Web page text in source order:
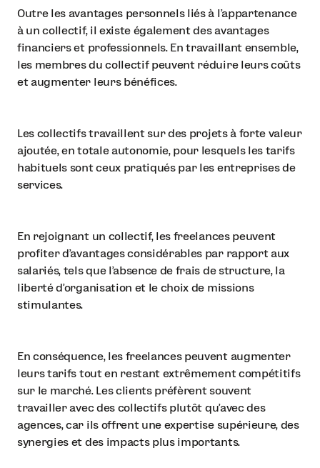
Outre les avantages personnels liés à l'appartenance
à un collectif, il existe également des avantages
financiers et professionnels. En travaillant ensemble,
les membres du collectif peuvent réduire leurs coûts
et augmenter leurs bénéfices.
Les collectifs travaillent sur des projets à forte valeur
ajoutée, en totale autonomie, pour lesquels les tarifs
habituels sont ceux pratiqués par les entreprises de
services.
En rejoignant un collectif, les freelances peuvent
profiter d'avantages considérables par rapport aux
salariés, tels que l'absence de frais de structure, la
liberté d'organisation et le choix de missions
stimulantes.
En conséquence, les freelances peuvent augmenter
leurs tarifs tout en restant extrêmement compétitifs
sur le marché. Les clients préfèrent souvent
travailler avec des collectifs plutôt qu'avec des
agences, car ils offrent une expertise supérieure, des
synergies et des impacts plus importants.